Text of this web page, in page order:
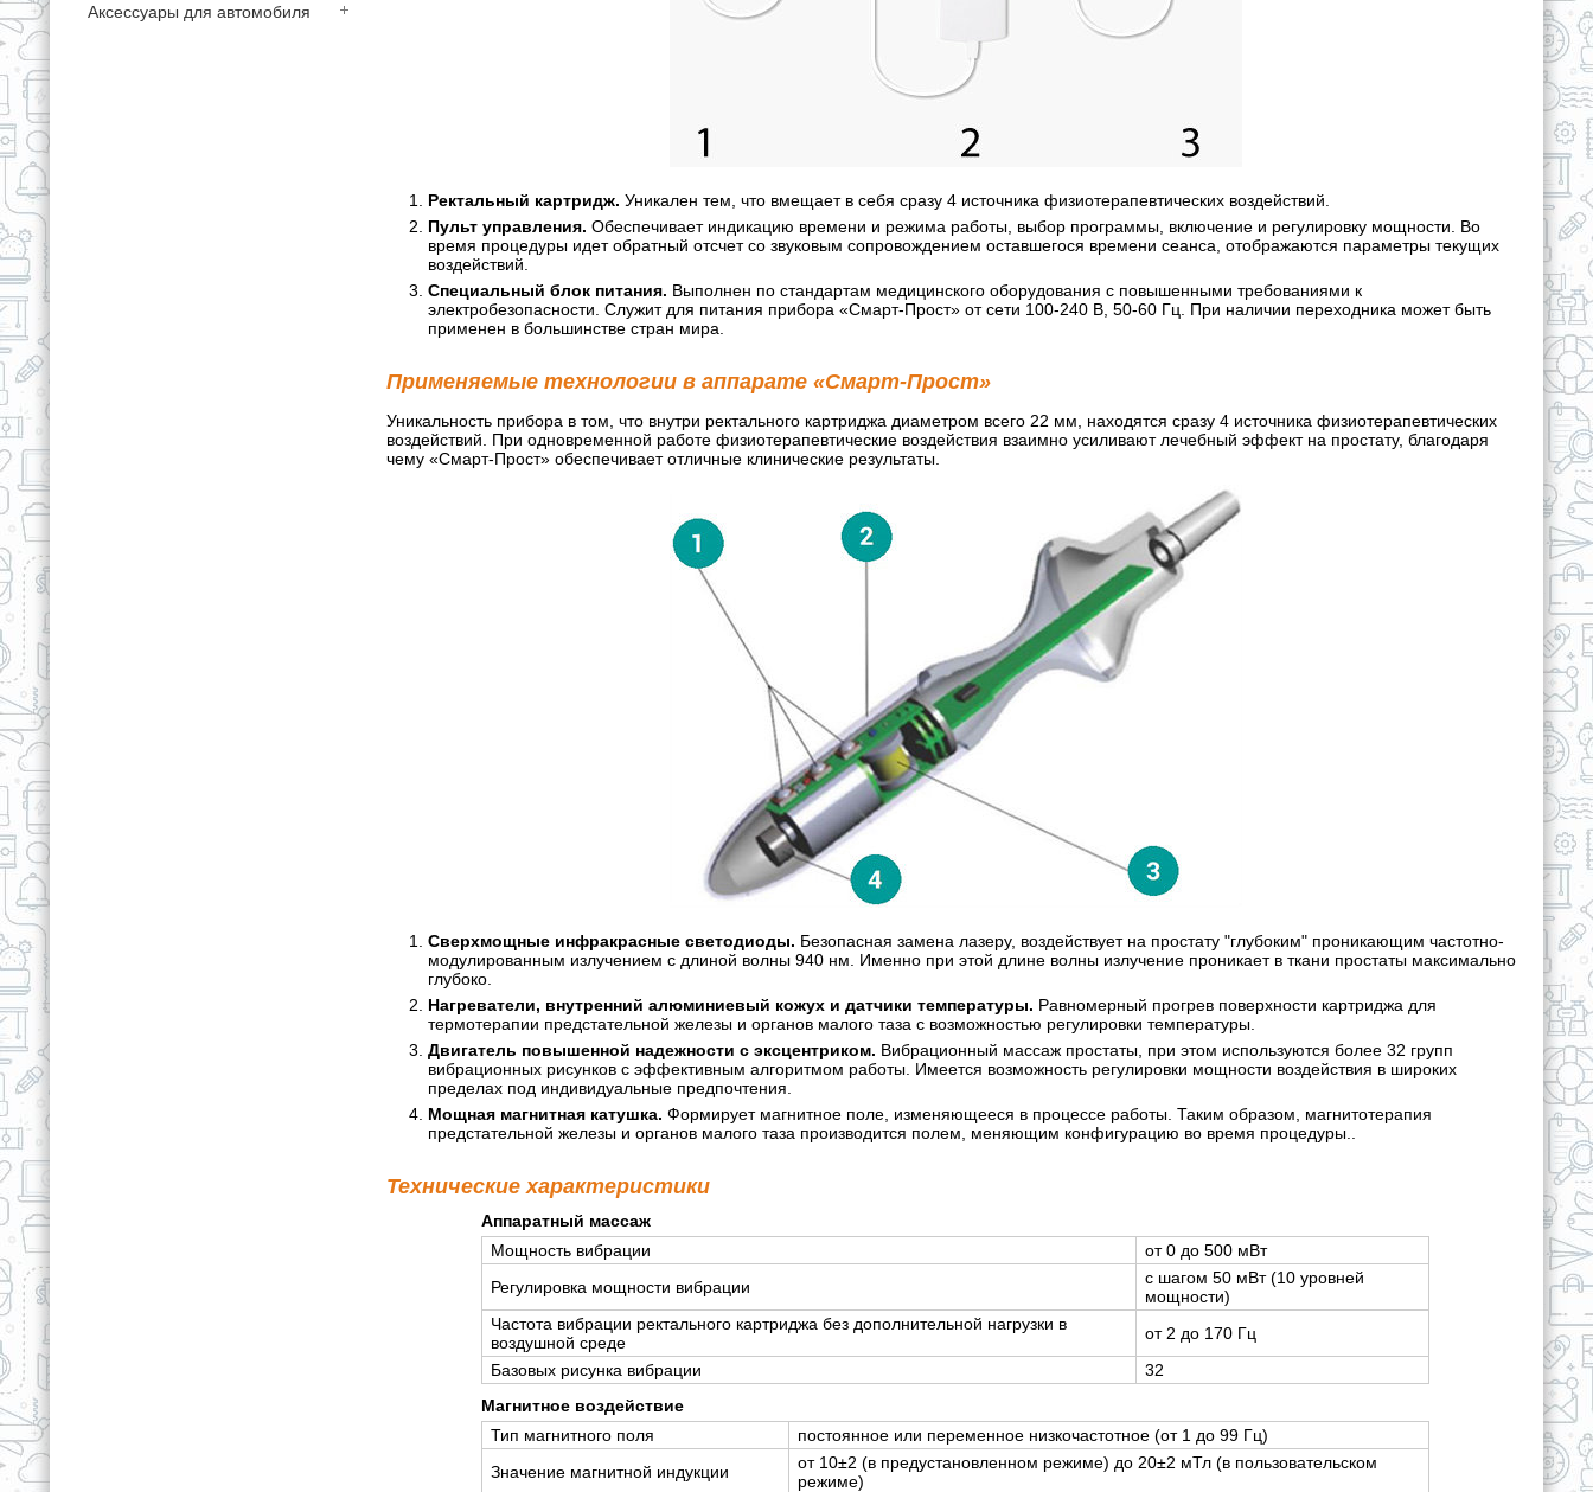
Аксессуары для автомобиля
Ректальный картридж. Уникален тем, что вмещает в себя сразу 4 источника физиотерапевтических воздействий.
Пульт управления. Обеспечивает индикацию времени и режима работы, выбор программы, включение и регулировку мощности. Во
время процедуры идет обратный отсчет со звуковым сопровождением оставшегося времени сеанса, отображаются параметры текущих
воздействий.
Специальный блок питания. Выполнен по стандартам медицинского оборудования с повышенными требованиями к
электробезопасности. Служит для питания прибора «Смарт-Прост» от сети 100-240 В, 50-60 Гц. При наличии переходника может быть
применен в большинстве стран мира.
Применяемые технологии в аппарате «Смарт-Прост»
Уникальность прибора в том, что внутри ректального картриджа диаметром всего 22 мм, находятся сразу 4 источника физиотерапевтических
воздействий. При одновременной работе физиотерапевтические воздействия взаимно усиливают лечебный эффект на простату, благодаря
чему «Смарт-Прост» обеспечивает отличные клинические результаты.
Сверхмощные инфракрасные светодиоды. Безопасная замена лазеру, воздействует на простату "глубоким" проникающим частотно-
модулированным излучением с длиной волны 940 нм. Именно при этой длине волны излучение проникает в ткани простаты максимально
глубоко.
Нагреватели, внутренний алюминиевый кожух и датчики температуры. Равномерный прогрев поверхности картриджа для
термотерапии предстательной железы и органов малого таза с возможностью регулировки температуры.
Двигатель повышенной надежности с эксцентриком. Вибрационный массаж простаты, при этом используются более 32 групп
вибрационных рисунков с эффективным алгоритмом работы. Имеется возможность регулировки мощности воздействия в широких
пределах под индивидуальные предпочтения.
Мощная магнитная катушка. Формирует магнитное поле, изменяющееся в процессе работы. Таким образом, магнитотерапия
предстательной железы и органов малого таза производится полем, меняющим конфигурацию во время процедуры..
Технические характеристики
Аппаратный массаж
Мощность вибрации
от 0 до 500 мВт
Регулировка мощности вибрации
с шагом 50 мВт (10 уровней
мощности)
Частота вибрации ректального картриджа без дополнительной нагрузки в
воздушной среде
от 2 до 170 Гц
Базовых рисунка вибрации
32
Магнитное воздействие
Тип магнитного поля
постоянное или переменное низкочастотное (от 1 до 99 Гц)
Значение магнитной индукции
от 10±2 (в предустановленном режиме) до 20±2 мТл (в пользовательском
режиме)